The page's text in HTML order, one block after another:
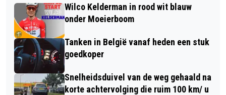
ZIEKENHUIZEN NOORD-BRABANT
TIJDENS WEEK VAN DE SCHILDKLIER
2026
Wilco Kelderman in rood wit blauw
onder Moeierboom
Tanken in België vanaf heden een stuk
goedkoper
Snelheidsduivel van de weg gehaald na
korte achtervolging die ruim 100 km/ u